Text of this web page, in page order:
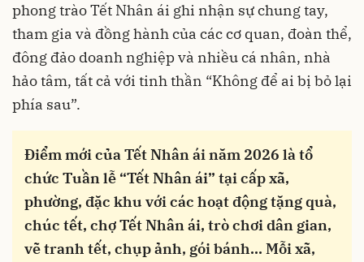
phong trào Tết Nhân ái ghi nhận sự chung tay,
tham gia và đồng hành của các cơ quan, đoàn thể,
đông đảo doanh nghiệp và nhiều cá nhân, nhà
hảo tâm, tất cả với tinh thần “Không để ai bị bỏ lại
phía sau”.
Điểm mới của Tết Nhân ái năm 2026 là tổ
chức Tuần lễ “Tết Nhân ái” tại cấp xã,
phường, đặc khu với các hoạt động tặng quà,
chúc tết, chợ Tết Nhân ái, trò chơi dân gian,
vẽ tranh tết, chụp ảnh, gói bánh... Mỗi xã,